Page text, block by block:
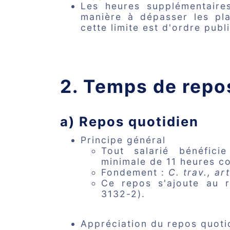
Les heures
manière à dépasser les
cette limite est d'ordre
2. Temps de
a) Repos quotidien
Principe général
Tout salarié
minimale de 11 heures
Fondement : C. trav.,
Ce repos s'ajoute au
3132-2).
Appréciation du repos